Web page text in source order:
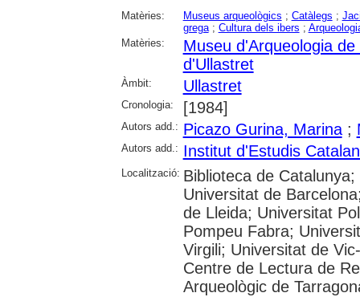
Matèries: Museus arqueològics ; Catàlegs ;
grega; Cultura dels ibers ;
Matèries:
Museu d'Arqueologia de
d'Ullastret
Àmbit: Ullastret
Cronologia: [1984]
Autors add.: Picazo Gurina, Marina;
Autors add.: Institut d'Estudis
Localització: Biblioteca de
Universitat de
de Lleida; Universitat
Pompeu Fabra;
Virgili; Universitat de
Centre de Lectura de
Arqueològic de